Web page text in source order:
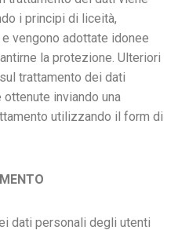
i principi di liceità,
vengono adottate idonee
la protezione. Ulteriori
trattamento dei dati
inviando una
utilizzando il form di
dati personali degli utenti